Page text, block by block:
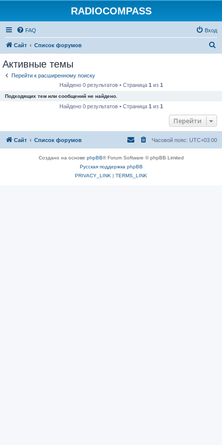
RADIOCOMPASS
FAQ Вход
Сайт Список форумов
Активные темы
Перейти к расширенному поиску
Найдено 0 результатов • Страница 1 из 1
Подходящих тем или сообщений не найдено.
Найдено 0 результатов • Страница 1 из 1
Перейти
Сайт Список форумов Часовой пояс: UTC+03:00
Создано на основе phpBB® Forum Software © phpBB Limited
Русская поддержка phpBB
PRIVACY_LINK | TERMS_LINK